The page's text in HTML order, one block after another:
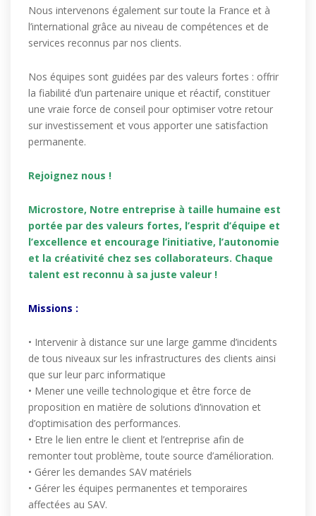
Nous intervenons également sur toute la France et à
l’international grâce au niveau de compétences et de
services reconnus par nos clients.
Nos équipes sont guidées par des valeurs fortes : offrir
la fiabilité d’un partenaire unique et réactif, constituer
une vraie force de conseil pour optimiser votre retour
sur investissement et vous apporter une satisfaction
permanente.
Rejoignez nous !
Microstore, Notre entreprise à taille humaine est
portée par des valeurs fortes, l’esprit d’équipe et
l’excellence et encourage l’initiative, l’autonomie
et la créativité chez ses collaborateurs. Chaque
talent est reconnu à sa juste valeur !
Missions :
• Intervenir à distance sur une large gamme d’incidents
de tous niveaux sur les infrastructures des clients ainsi
que sur leur parc informatique
• Mener une veille technologique et être force de
proposition en matière de solutions d’innovation et
d’optimisation des performances.
• Etre le lien entre le client et l’entreprise afin de
remonter tout problème, toute source d’amélioration.
• Gérer les demandes SAV matériels
• Gérer les équipes permanentes et temporaires
affectées au SAV.